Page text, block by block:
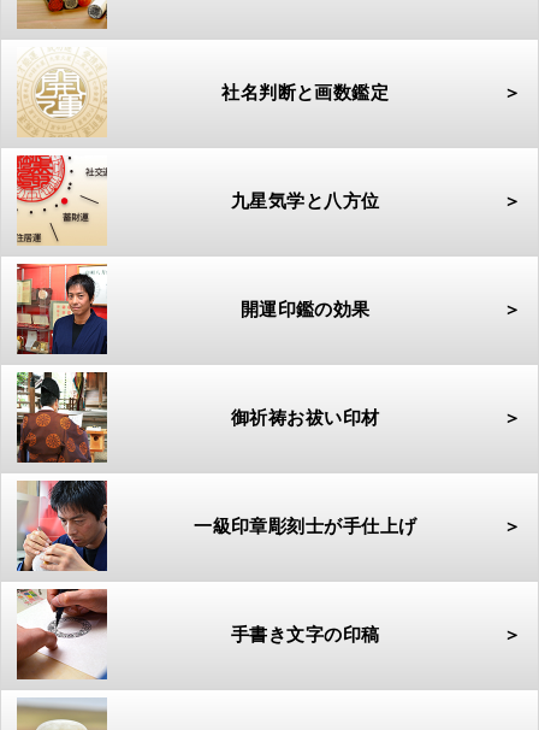
社名判断と画数鑑定 ＞
九星気学と八方位 ＞
開運印鑑の効果 ＞
御祈祷お祓い印材 ＞
一級印章彫刻士が手仕上げ ＞
手書き文字の印稿 ＞